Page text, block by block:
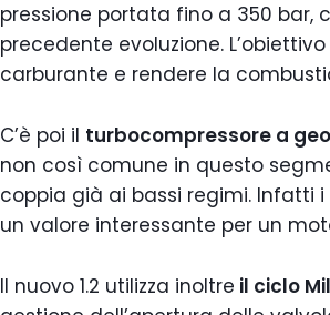
pressione portata fino a 350 bar,
precedente evoluzione.
carburante e rendere la
C’è poi il turbocompressore a
non così comune in questo
coppia già ai bassi regimi. Infatti
un valore interessante per un
Il nuovo 1.2 utilizza inoltre il ciclo